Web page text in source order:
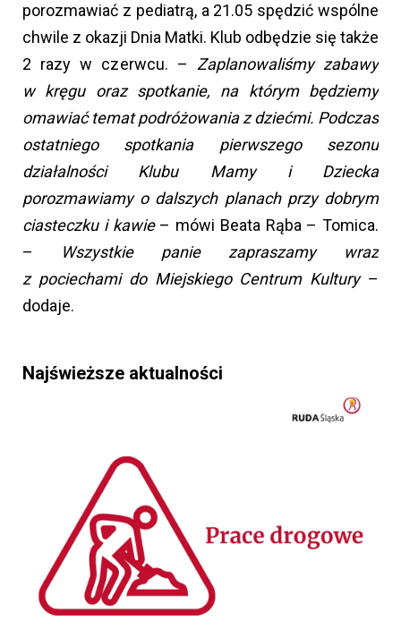
porozmawiać z pediatrą, a 21.05 spędzić wspólne
chwile z okazji Dnia Matki. Klub odbędzie się także
2 razy w czerwcu. – Zaplanowaliśmy zabawy
w kręgu oraz spotkanie, na którym będziemy
omawiać temat podróżowania z dziećmi. Podczas
ostatniego spotkania pierwszego sezonu
działalności Klubu Mamy i Dziecka
porozmawiamy o dalszych planach przy dobrym
ciasteczku i kawie– mówi Beata Rąba – Tomica.
–
Wszystkie panie zapraszamy wraz
z pociechami do Miejskiego Centrum Kultury –
dodaje.
Najświeższe aktualności